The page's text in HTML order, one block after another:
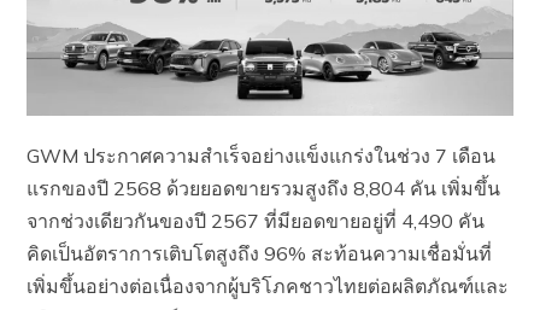
GWM ประกาศความสำเร็จอย่างแข็งแกร่งในช่วง 7 เดือน
แรกของปี 2568 ด้วยยอดขายรวมสูงถึง 8,804 คัน เพิ่มขึ้น
จากช่วงเดียวกันของปี 2567 ที่มียอดขายอยู่ที่ 4,490 คัน
คิดเป็นอัตราการเติบโตสูงถึง 96% สะท้อนความเชื่อมั่นที่
เพิ่มขึ้นอย่างต่อเนื่องจากผู้บริโภคชาวไทยต่อผลิตภัณฑ์และ